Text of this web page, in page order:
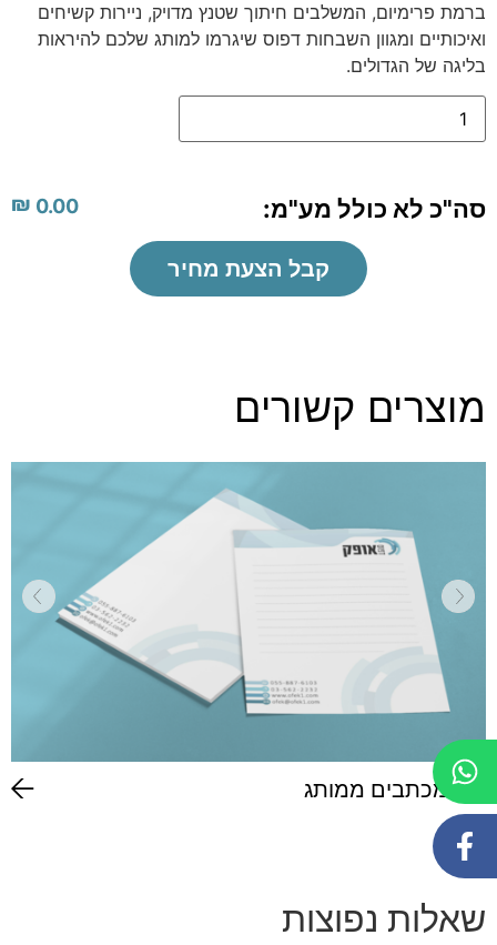
ברמת פרימיום, המשלבים חיתוך שטנץ מדויק, ניירות קשיחים
ואיכותיים ומגוון השבחות דפוס שיגרמו למותג שלכם להיראות
בליגה של הגדולים.
סה"כ לא כולל מע"מ: ₪ 0.00
קבל הצעת מחיר
מוצרים קשורים
נייר מכתבים ממותג
שאלות נפוצות